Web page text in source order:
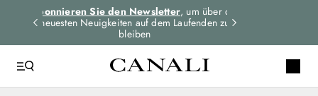
Abonnieren Sie den Newsletter, um über die
neuesten Neuigkeiten auf dem Laufenden zu
bleiben